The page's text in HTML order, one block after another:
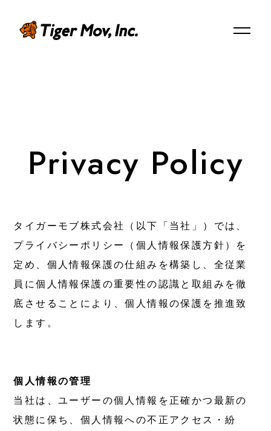
タイガーモブについて
Mission/Vision/Overview
Member
メンバー紹介
Press Kit
プレスキット
For Individuals
個人向け
Privacy Policy
タイガーモブ株式会社（以下「当社」）では、
プライバシーポリシー（個人情報保護方針）を
定め、個人情報保護の仕組みを構築し、全従業
員に個人情報保護の重要性の認識と取組みを徹
底させることにより、個人情報の保護を推進致
します。
個人情報の管理
当社は、ユーザーの個人情報を正確かつ最新の
状態に保ち、個人情報への不正アクセス・紛